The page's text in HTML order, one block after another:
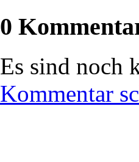
0
Es sind noch
Kommentar